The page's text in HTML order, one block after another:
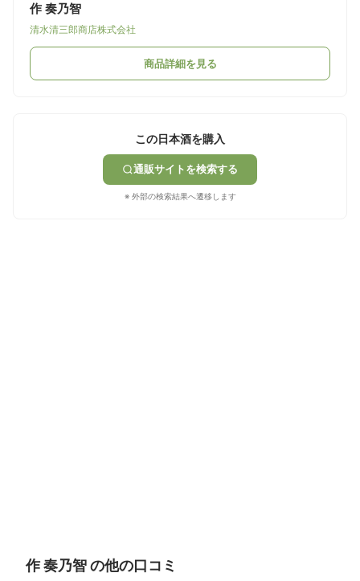
作 奏乃智
清水清三郎商店株式会社
商品詳細を見る
この日本酒を購入
通販サイトを検索する
※ 外部の検索結果へ遷移します
作 奏乃智 の他の口コミ